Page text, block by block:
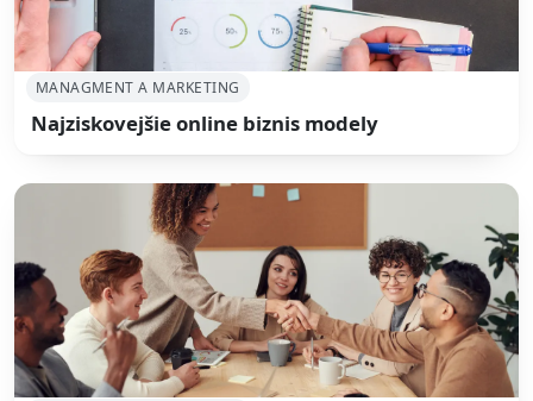
MANAGMENT A MARKETING
Najziskovejšie online biznis modely